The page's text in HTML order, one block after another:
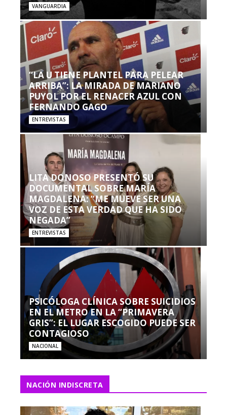
VANGUARDIA
“LA U TIENE PLANTEL PARA PELEAR
ARRIBA”: LA MIRADA DE MARIANO
PUYOL POR EL RENACER AZUL CON
FERNANDO GAGO
ENTREVISTAS
LITA DONOSO PRESENTÓ SU
DOCUMENTAL SOBRE MARÍA
MAGDALENA: “ME MUEVE SER UNA
VOZ DE ESTA VERDAD QUE HA SIDO
NEGADA”
ENTREVISTAS
PSICÓLOGA CLÍNICA SOBRE SUICIDIOS
EN EL METRO EN LA “PRIMAVERA
GRIS”: EL LUGAR ESCOGIDO PUEDE SER
CONTAGIOSO
NACIONAL
NACIÓN INDISCRETA